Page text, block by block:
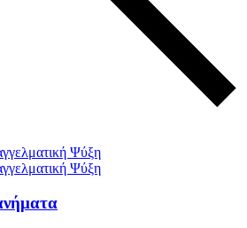
Ψύξη
Ψύξη